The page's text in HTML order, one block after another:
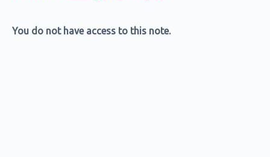
You do not have access to this note.